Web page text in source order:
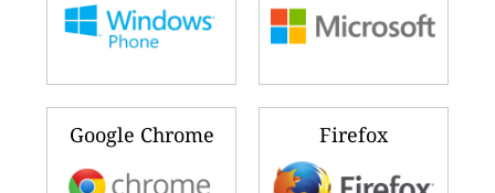
Google Chrome Firefox